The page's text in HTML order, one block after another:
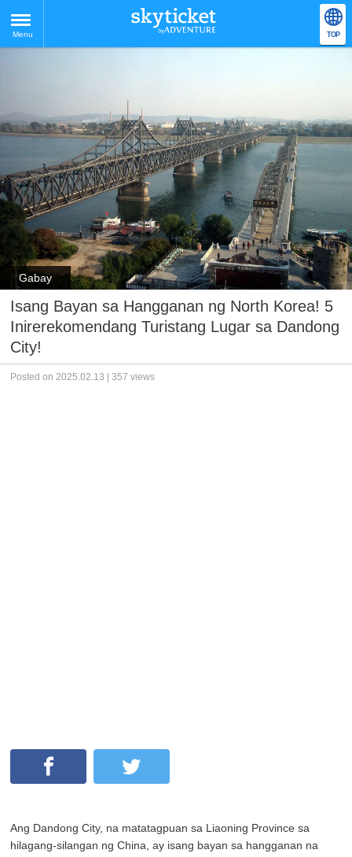
Menu TOP
Gabay
Isang Bayan sa Hangganan ng North Korea! 5
Inirerekomendang Turistang Lugar sa Dandong
City!
Posted on 2025.02.13 | 357 views
Ang Dandong City, na matatagpuan sa Liaoning Province sa
hilagang-silangan ng China, ay isang bayan sa hangganan na